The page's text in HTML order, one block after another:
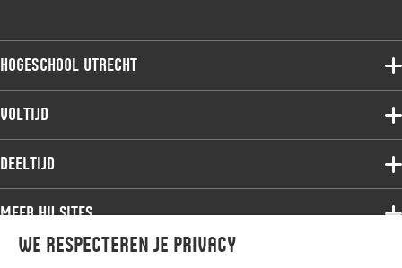
We respecteren je privacy
Hogeschool Utrecht
Voltijdopleidingen
Deeltijdopleidingen
Onderzoek
Werken bij de HU
Voltijd
Associate degree
Bachelor
Master
Studiekeuze voltijd
Deeltijd
Associate degree
Bachelor
Meer HU sites
HU International